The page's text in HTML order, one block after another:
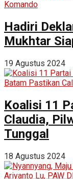
Hadiri
Mukhtar
19 Agustus 2024
Koalisi 11
Claudia,
Tunggal
18 Agustus 2024